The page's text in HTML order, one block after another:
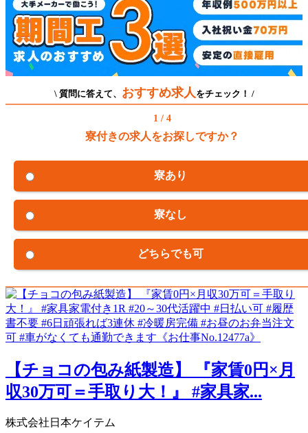
\ 質問に答えて、 おすすめ求人 をチェック！ /
1 / 4
寮付きの求人をお探しですか？
寮あり
寮なし
どちらでも可
【チョコの包み紙製造】 『家賃0円×月
収30万可＝手取り大！』 #家具家...
株式会社日本ケイテム